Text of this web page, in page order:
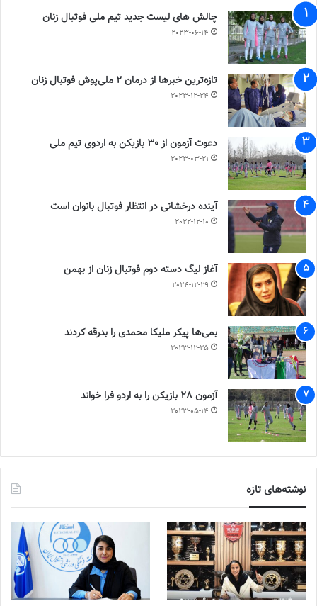
چالش هاى ليست جدید تيم ملى فوتبال زنان
2023-06-14
تازه‌ترین خبرها از درمان ۲ ملی‌پوش فوتبال زنان
2023-12-24
دعوت آزمون از 30 بازیکن به اردوی تیم ملی
2023-03-21
آینده درخشانی در انتظار فوتبال بانوان است
2022-12-10
آغاز لیگ دسته دوم فوتبال زنان از بهمن
2024-12-29
بمی‌ها پیکر ملیکا محمدی را بدرقه کردند
2023-12-25
آزمون 28 بازیکن را به اردو فرا خواند
2023-05-14
نوشته‌های تازه